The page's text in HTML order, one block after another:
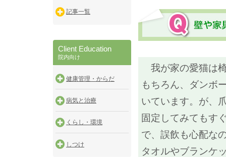
記事一覧
Client Education
院内向け
健康管理・からだ
病気と治療
くらし・環境
しつけ
我が家の愛猫は
もちろん、ダンボ
いています。が、
固定してみてもす
で、誤飲も心配な
タオルやブランケ